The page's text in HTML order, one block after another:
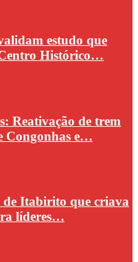
estudo que
Histórico…
Reativação de trem
Congonhas e…
de Itabirito que criava
líderes…